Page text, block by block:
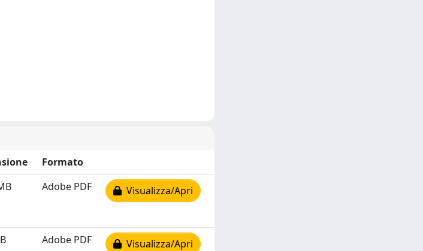
Formato
Adobe PDF Visualizza/Apri
Adobe PDF Visualizza/Apri